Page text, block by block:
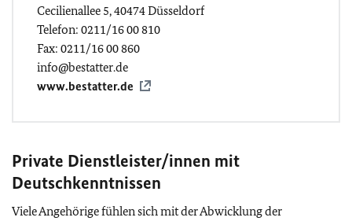
Cecilienallee 5, 40474 Düsseldorf
Telefon: 0211/16 00 810
Fax: 0211/16 00 860
info@bestatter.de
www.bestatter.de
Private Dienstleister/innen mit
Deutschkenntnissen
Viele Angehörige fühlen sich mit der Abwicklung der